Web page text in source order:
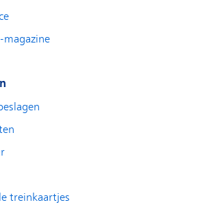
magazine
treinkaartjes